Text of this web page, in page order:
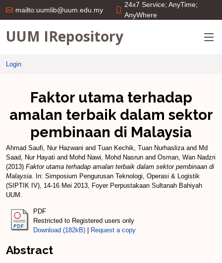
mailto:uumlib@uum.edu.my
24x7 Service; AnyTime;
AnyWhere
UUM IRepository
Login
Faktor utama terhadap
amalan terbaik dalam sektor
pembinaan di Malaysia
Ahmad Saufi, Nur Hazwani and Tuan Kechik, Tuan Nurhaslizaand Md
Saad, Nur Hayati and Mohd Nawi, Mohd Nasrun and Osman, Wan Nadzri
(2013) Faktor utama terhadap amalan terbaik dalam sektor pembinaan di
Malaysia.
In: Simposium Pengurusan Teknologi, Operasi & Logistik
(SIPTIK IV), 14-16 Mei 2013, Foyer Perpustakaan Sultanah Bahiyah
UUM.
PDF
Restricted to Registered users only
Download (182kB)
Request a copy
Abstract